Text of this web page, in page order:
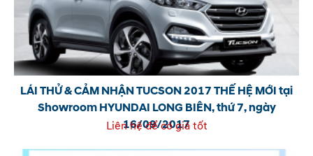
LÁI THỬ & CẢM NHẬN TUCSON 2017 THẾ HỆ MỚI tại
Showroom HYUNDAI LONG BIÊN, thứ 7, ngày
16/09/2017
Liên hệ để có giá tốt